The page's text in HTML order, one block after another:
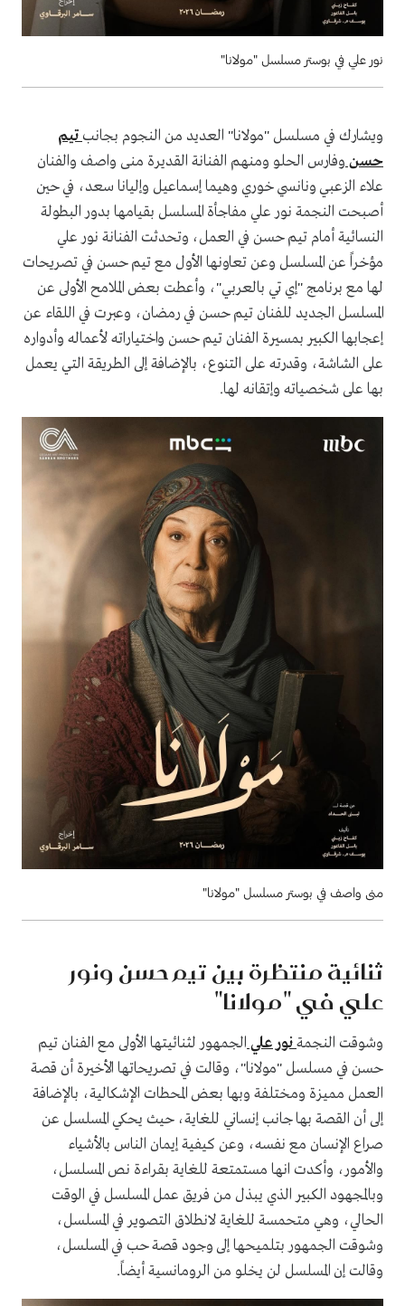
نور علي في بوستر مسلسل "مولانا"
ويشارك في مسلسل "مولانا" العديد من النجوم بجانب تيم
حسن وفارس الحلو ومنهم الفنانة القديرة منى واصف والفنان
علاء الزعبي ونانسي خوري وهيما إسماعيل وإليانا سعد، في حين
أصبحت النجمة نور علي مفاجأة المسلسل بقيامها بدور البطولة
النسائية أمام تيم حسن في العمل، وتحدثت الفنانة نور علي
مؤخراً عن المسلسل وعن تعاونها الأول مع تيم حسن في تصريحات
لها مع برنامج "إي تي بالعربي"، وأعطت بعض الملامح الأولى عن
المسلسل الجديد للفنان تيم حسن في رمضان، وعبرت في اللقاء عن
إعجابها الكبير بمسيرة الفنان تيم حسن واختياراته لأعماله وأدواره
على الشاشة، وقدرته على التنوع، بالإضافة إلى الطريقة التي يعمل
بها على شخصياته وإتقانه لها.
منى واصف في بوستر مسلسل "مولانا"
ثنائية منتظرة بين تيم حسن ونور
علي في "مولانا"
وشوقت النجمةنور علي الجمهور لثنائيتها الأولى مع الفنان تيم
حسن في مسلسل "مولانا"، وقالت في تصريحاتها الأخيرة أن قصة
العمل مميزة ومختلفة وبها بعض المحطات الإشكالية، بالإضافة
إلى أن القصة بها جانب إنساني للغاية، حيث يحكي المسلسل عن
صراع الإنسان مع نفسه، وعن كيفية إيمان الناس بالأشياء
والأمور، وأكدت انها مستمتعة للغاية بقراءة نص المسلسل،
وبالمجهود الكبير الذي يبذل من فريق عمل المسلسل في الوقت
الحالي، وهي متحمسة للغاية لانطلاق التصوير في المسلسل،
وشوقت الجمهور بتلميحها إلى وجود قصة حب في المسلسل،
وقالت إن المسلسل لن يخلو من الرومانسية أيضاً.